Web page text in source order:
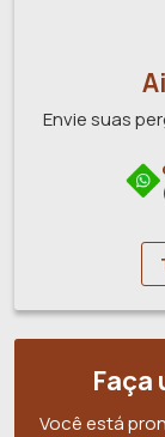
Envie suas
Faça
Você está